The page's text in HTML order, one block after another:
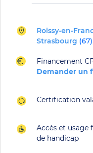
Roissy-en-
Strasbourg (67)
Financement
Demander un
Certification
Accès et usage
de handicap